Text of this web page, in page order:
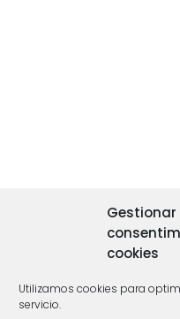
Gestionar
cookies
Utilizamos cookies para
servicio.